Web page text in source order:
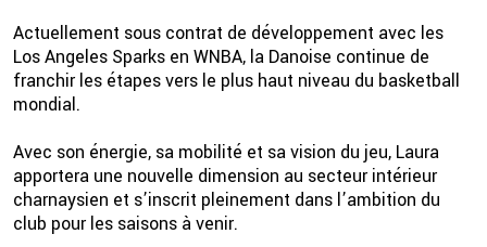
Actuellement sous contrat de développement avec les
Los Angeles Sparks en WNBA, la Danoise continue de
franchir les étapes vers le plus haut niveau du basketball
mondial.
Avec son énergie, sa mobilité et sa vision du jeu, Laura
apportera une nouvelle dimension au secteur intérieur
charnaysien et s’inscrit pleinement dans l’ambition du
club pour les saisons à venir.